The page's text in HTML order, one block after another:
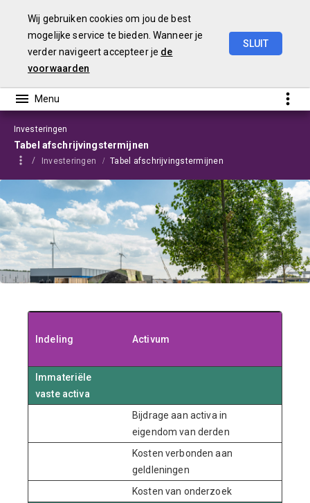
Wij gebruiken cookies om jou de best
mogelijke service te bieden. Wanneer je
verder navigeert accepteer je de
voorwaarden
SLUIT
Investeringen
Tabel afschrijvingstermijnen
Investeringen Tabel afschrijvingstermijnen
Indeling Activum
Immateriële
vaste activa
Bijdrage aan activa in
eigendom van derden
Kosten verbonden aan
geldleningen
Kosten van onderzoek